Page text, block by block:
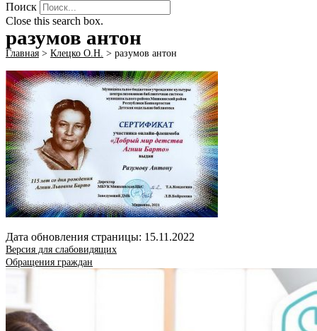
Поиск
Close this search box.
разумов антон
Главная > Клецко О.Н. > разумов антон
Дата обновления страницы: 15.11.2022
Версия для слабовидящих
Обращения граждан